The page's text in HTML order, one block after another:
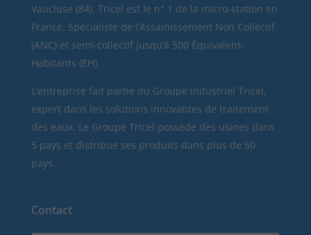
Vaucluse (84). Tricel est le n° 1 de la micro-station en
France. Spécialiste de l’Assainissement Non Collectif
(ANC) et semi-collectif jusqu’à 500 Équivalent-
Habitants (EH).
L’entreprise fait partie du Groupe industriel Tricel,
expert dans les solutions innovantes de traitement
des eaux. Le Groupe Tricel possède des usines dans
5 pays et distribue ses produits dans plus de 50
pays.
Contact